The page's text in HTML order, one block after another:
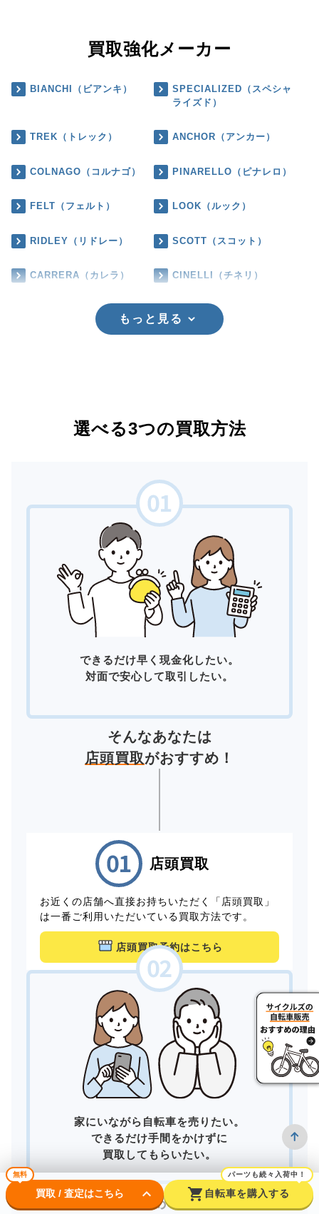
買取強化メーカー
BIANCHI（ビアンキ）
SPECIALIZED（スペシャ
ライズド）
TREK（トレック） ANCHOR（アンカー）
COLNAGO（コルナゴ） PINARELLO（ピナレロ）
FELT（フェルト） LOOK（ルック）
RIDLEY（リドレー） SCOTT（スコット）
CARRERA（カレラ） CINELLI（チネリ）
もっと見る
選べる3つの買取方法
できるだけ早く現金化したい。
対面で安心して取引したい。
そんなあなたは
店頭買取がおすすめ！
店頭買取
お近くの店舗へ直接お持ちいただく「店頭買取」
は一番ご利用いただいている買取方法です。
店頭買取予約はこちら
家にいながら自転車を売りたい。
できるだけ手間をかけずに
買取してもらいたい。
そんなあなたは
無料
買取 / 査定はこちら keyboard_arrow_down shopping_cart
パーツも続々入荷中！
自転車を購入する